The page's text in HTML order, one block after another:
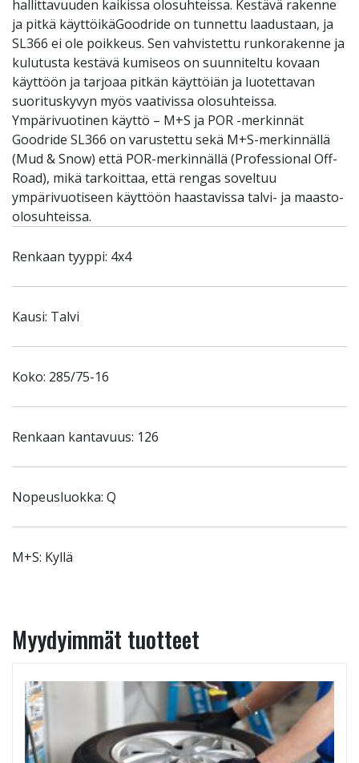
hallittavuuden kaikissa olosuhteissa. Kestävä rakenne
ja pitkä käyttöikäGoodride on tunnettu laadustaan, ja
SL366 ei ole poikkeus. Sen vahvistettu runkorakenne ja
kulutusta kestävä kumiseos on suunniteltu kovaan
käyttöön ja tarjoaa pitkän käyttöiän ja luotettavan
suorituskyvyn myös vaativissa olosuhteissa.
Ympärivuotinen käyttö – M+S ja POR -merkinnät
Goodride SL366 on varustettu sekä M+S-merkinnällä
(Mud & Snow) että POR-merkinnällä (Professional Off-
Road), mikä tarkoittaa, että rengas soveltuu
ympärivuotiseen käyttöön haastavissa talvi- ja maasto-
olosuhteissa.
Renkaan tyyppi: 4x4
Kausi: Talvi
Koko: 285/75-16
Renkaan kantavuus: 126
Nopeusluokka: Q
M+S: Kyllä
Myydyimmät tuotteet